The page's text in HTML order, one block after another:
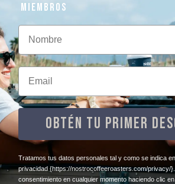
MIEMBROS
Nombre
Email
OBTÉN TU PRIMER
​Tratamos tus datos personales tal y como se indica
privacidad{https://nostrocoffeeroasters.com/privacy/}
consentimiento en cualquier momento haciendo clic